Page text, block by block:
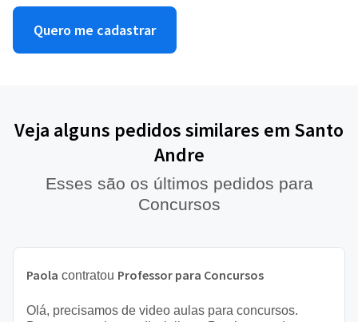
Quero me cadastrar
Veja alguns pedidos similares em Santo
Andre
Esses são os últimos pedidos para
Concursos
Paola contratou Professor para Concursos
Olá, precisamos de video aulas para concursos.